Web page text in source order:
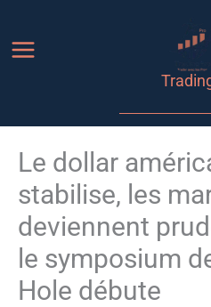
contenu
Le dollar
stabilise, les
deviennent
le symposium
Hole débute